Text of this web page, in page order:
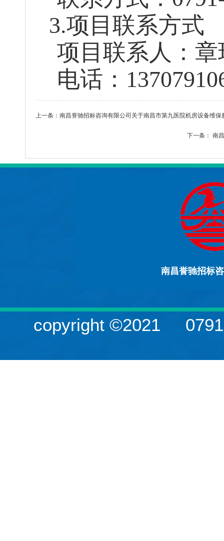
3.项目联系方式
项目联系人：章
电话：
上一条： 南昌誉驰招标咨询有限公司关于南昌市第九医院机房设备维
下一条： 南
南昌誉驰招标
copyright ©2021